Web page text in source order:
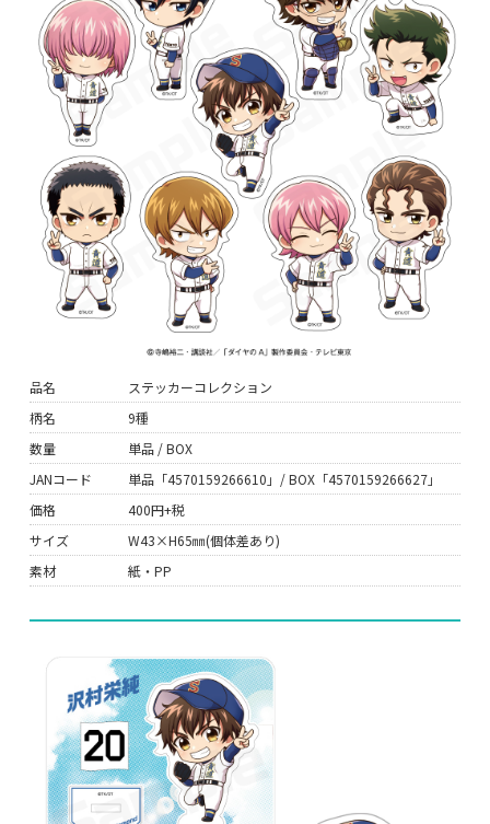
品名
ステッカーコレクション
柄名
9種
数量
単品 / BOX
JANコード
単品「4570159266610」/ BOX「4570159266627」
価格
400円+税
サイズ
W43×H65㎜(個体差あり)
素材
紙・PP